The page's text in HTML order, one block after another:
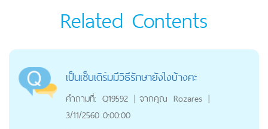
Related Contents
เป็นเซ็บเดิร์มมีวิธีรักษายังไงบ้างคะ
คำถามที่: Q19592 | จากคุณ Rozares |
3/11/2560 0:00:00